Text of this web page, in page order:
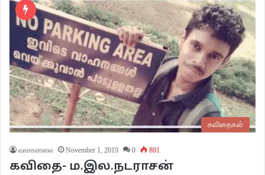
கவிதைகள்
வாசகசாலை November 1, 2019 0 881
கவிதை- ம.இல.நடராசன்